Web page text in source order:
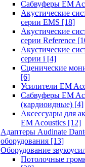
Сабвуферы EM
Акустические
серии EMS [18]
Акустические
серии Reference
Акустические
серии i [4]
Сценические
[6]
Усилители EM
Сабвуферы EM
(кардиоидные) [4]
Аксессуары для
EM Acoustics [12]
Адаптеры Audinate
оборудования [13]
Оборудование
Потолочные